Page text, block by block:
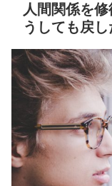
人間関係を
うしても戻し